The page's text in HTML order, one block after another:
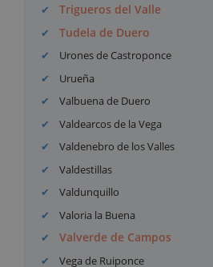
Trigueros del Valle
Tudela de Duero
Urones de Castroponce
Urueña
Valbuena de Duero
Valdearcos de la Vega
Valdenebro de los Valles
Valdestillas
Valdunquillo
Valoria la Buena
Valverde de Campos
Vega de Ruiponce